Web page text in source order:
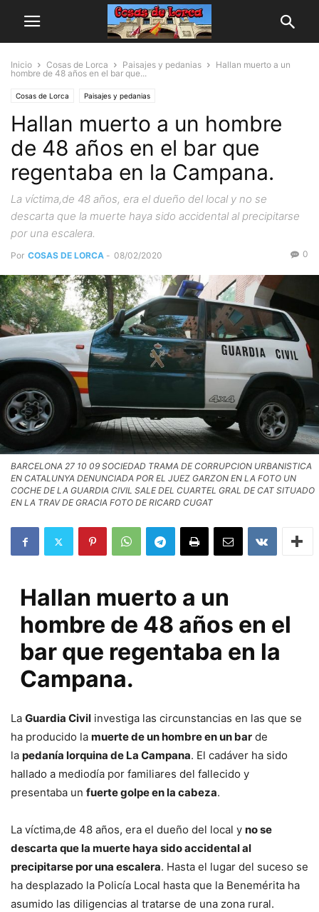
Inicio Cosas de Lorca Paisajes y pedanias
Hallan muerto a un
hombre de 48 años en el bar que...
Cosas de Lorca Paisajes y pedanias
Hallan muerto a un hombre
de 48 años en el bar que
regentaba en la Campana.
La víctima,de 48 años, era el dueño del local y no se
descarta que la muerte haya sido accidental al precipitarse
por una escalera.
Por COSAS DE LORCA - 08/02/2020 0
BARCELONA 27 10 09 SOCIEDAD TRAMA DE CORRUPCION URBANISTICA
EN CATALUNYA DENUNCIADA POR EL JUEZ GARZON EN LA FOTO UN
COCHE DE LA GUARDIA CIVIL SALE DEL CUARTEL GRAL DE CAT SITUADO
EN LA TRAV DE GRACIA FOTO DE RICARD CUGAT
Hallan muerto a un
hombre de 48 años en el
bar que regentaba en la
Campana.
La Guardia Civil investiga las circunstancias en las que se
ha producido la muerte de un hombre en un bar de
la pedanía lorquina de La Campana. El cadáver ha sido
hallado a mediodía por familiares del fallecido y
presentaba un fuerte golpe en la cabeza.
La víctima,de 48 años, era el dueño del local y no se
descarta que la muerte haya sido accidental al
precipitarse por una escalera. Hasta el lugar del suceso se
ha desplazado la Policía Local hasta que la Benemérita ha
asumido las diligencias al tratarse de una zona rural.